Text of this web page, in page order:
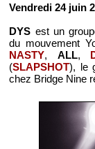
Vendredi 24 juin
DYS est un
du mouvement
NASTY, ALL,
(SLAPSHOT), le
chez Bridge Nine